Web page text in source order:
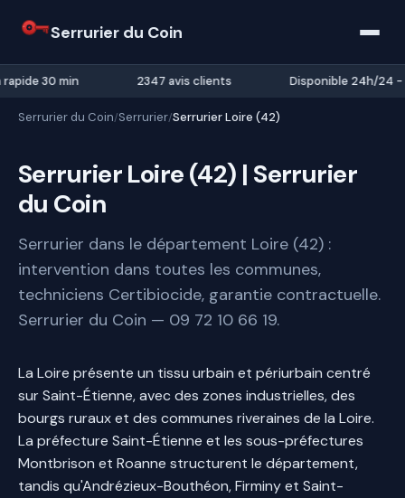
Serrurier du Coin
30 min 2347 avis clients Disponible 24h/24 -
Serrurier du Coin/Serrurier/Serrurier Loire (42)
Serrurier Loire (42) | Serrurier
du Coin
Serrurier dans le département Loire (42) :
intervention dans toutes les communes,
techniciens Certibiocide, garantie contractuelle.
Serrurier du Coin — 09 72 10 66 19.
La Loire présente un tissu urbain et périurbain centré
sur Saint-Étienne, avec des zones industrielles, des
bourgs ruraux et des communes riveraines de la Loire.
La préfecture Saint-Étienne et les sous-préfectures
Montbrison et Roanne structurent le département,
tandis qu'Andrézieux-Bouthéon, Firminy et Saint-